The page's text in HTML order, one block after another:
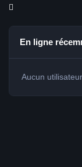
En ligne
Aucun